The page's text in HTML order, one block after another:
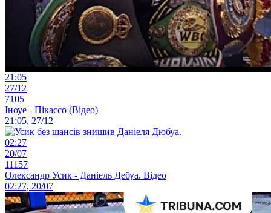
21:05
27/12
7105
Іноуе - Пікассо (Відео)
21:05, 27/12
02:27
20/07
11157
Олександр Усик - Даніель Дебуа. Відео
02:27, 20/07